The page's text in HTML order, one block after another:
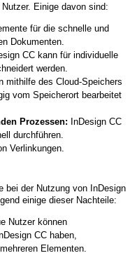
Einige davon sind:
für die schnelle und
Dokumenten.
CC kann für individuelle
werden.
mithilfe des Cloud-Speichers
vom Speicherort bearbeitet
Prozessen: InDesign CC
durchführen.
Verlinkungen.
bei der Nutzung von InDesign
einige dieser Nachteile:
Nutzer können
CC haben,
Elementen.